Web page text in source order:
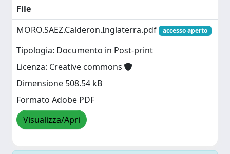
File
MORO.SAEZ.Calderon.Inglaterra.pdf
accesso aperto
Tipologia: Documento in Post-print
Licenza: Creative commons
Dimensione 508.54 kB
Formato Adobe PDF
Visualizza/Apri